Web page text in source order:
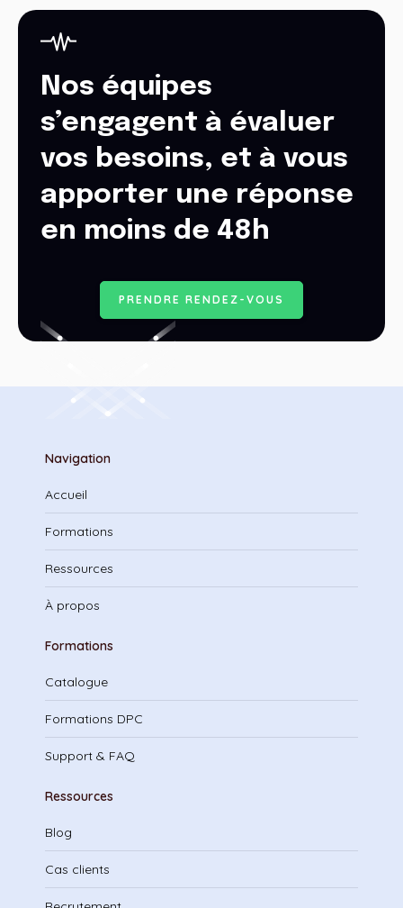
Nos équipes
s’engagent à évaluer
vos besoins, et à vous
apporter une réponse
en moins de 48h
P RE ND RE RE ND E Z - VO US
Navigation
Accueil
Formations
Ressources
À propos
Formations
Catalogue
Formations DPC
Support & FAQ
Ressources
Blog
Cas clients